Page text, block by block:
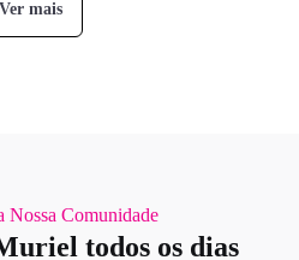
Ver mais
Nossa Comunidade
todos os dias